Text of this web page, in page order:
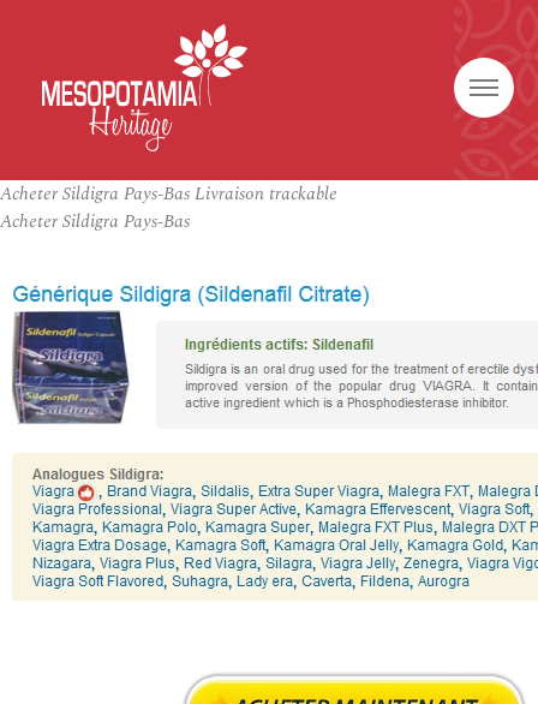
Acheter Sildigra Pays-Bas Livraison trackable
Acheter Sildigra Pays-Bas